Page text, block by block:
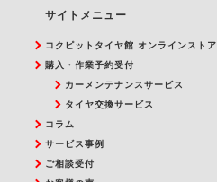
サイトメニュー
コクピットタイヤ館 オンラインストア
購入・作業予約受付
カーメンテナンスサービス
タイヤ交換サービス
コラム
サービス事例
ご相談受付